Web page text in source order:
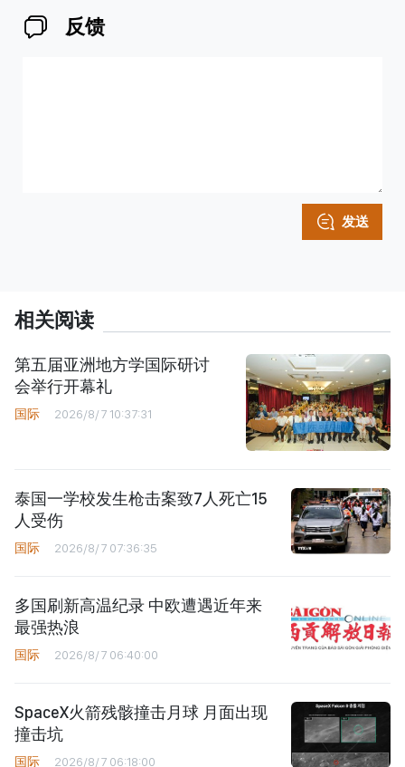
反馈
发送
相关阅读
第五届亚洲地方学国际研讨
会举行开幕礼
国际 2026/8/7 10:37:31
泰国一学校发生枪击案致7人死亡15
人受伤
国际 2026/8/7 07:36:35
多国刷新高温纪录 中欧遭遇近年来
最强热浪
国际 2026/8/7 06:40:00
SpaceX火箭残骸撞击月球 月面出现
撞击坑
国际 2026/8/7 06:18:00